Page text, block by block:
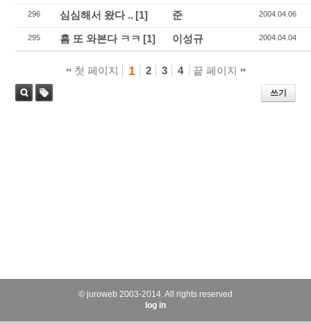
296 심심해서 왔다 .. [1] 준 2004.04.06
295 흠 또 와본다 ㅋㅋ [1] 이성규 2004.04.04
첫 페이지 1 2 3 4 끝 페이지
쓰기
© juroweb 2003-2014. All rights reserved
log in